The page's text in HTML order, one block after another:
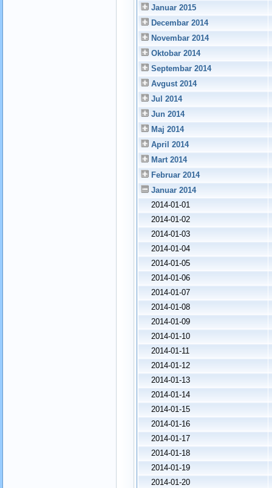
Januar 2015
Decembar 2014
Novembar 2014
Oktobar 2014
Septembar 2014
Avgust 2014
Jul 2014
Jun 2014
Maj 2014
April 2014
Mart 2014
Februar 2014
Januar 2014
2014-01-01
2014-01-02
2014-01-03
2014-01-04
2014-01-05
2014-01-06
2014-01-07
2014-01-08
2014-01-09
2014-01-10
2014-01-11
2014-01-12
2014-01-13
2014-01-14
2014-01-15
2014-01-16
2014-01-17
2014-01-18
2014-01-19
2014-01-20